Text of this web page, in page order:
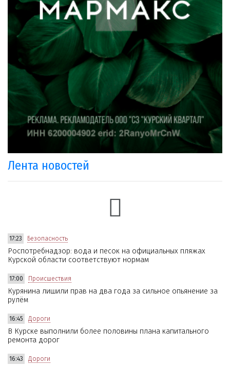
Лента новостей
17:23 Безопасность
Роспотребнадзор: вода и песок на официальных пляжах
Курской области соответствуют нормам
17:00 Происшествия
Курянина лишили прав на два года за сильное опьянение за
рулём
16:45 Дороги
В Курске выполнили более половины плана капитального
ремонта дорог
16:43 Дороги